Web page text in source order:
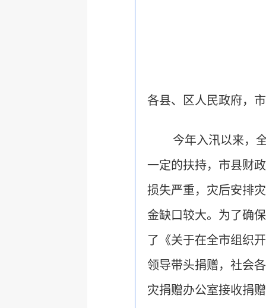
各县、区人民政府，
今年入汛以来，
一定的扶持，市县财
损失严重，灾后安排
金缺口较大。为了确
了《关于在全市组织
领导带头捐赠，社会
灾捐赠办公室接收捐